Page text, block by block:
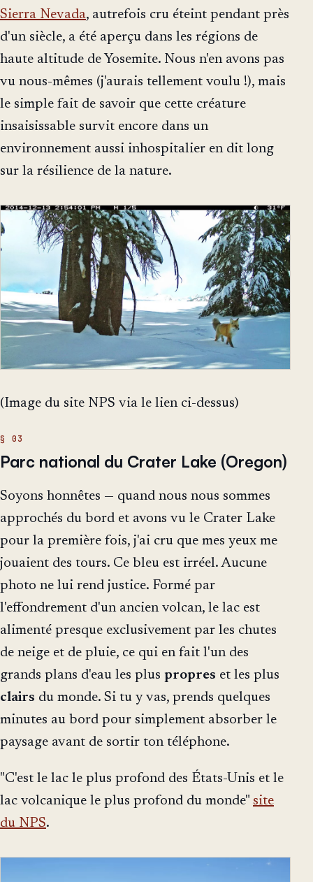
Sierra Nevada, autrefois cru éteint pendant près
d'un siècle, a été aperçu dans les régions de
haute altitude de Yosemite. Nous n'en avons pas
vu nous-mêmes (j'aurais tellement voulu !), mais
le simple fait de savoir que cette créature
insaisissable survit encore dans un
environnement aussi inhospitalier en dit long
sur la résilience de la nature.
(Image du site NPS via le lien ci-dessus)
Parc national du Crater Lake (Oregon)
Soyons honnêtes — quand nous nous sommes
approchés du bord et avons vu le Crater Lake
pour la première fois, j'ai cru que mes yeux me
jouaient des tours. Ce bleu est irréel. Aucune
photo ne lui rend justice. Formé par
l'effondrement d'un ancien volcan, le lac est
alimenté presque exclusivement par les chutes
de neige et de pluie, ce qui en fait l'un des
grands plans d'eau les plus propres et les plus
clairs du monde. Si tu y vas, prends quelques
minutes au bord pour simplement absorber le
paysage avant de sortir ton téléphone.
"C'est le lac le plus profond des États-Unis et le
lac volcanique le plus profond du monde" site
du NPS.